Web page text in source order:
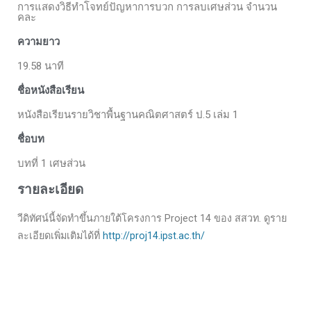
การแสดงวิธีทำโจทย์ปัญหาการบวก การลบเศษส่วน จำนวน
คละ
ความยาว
19.58 นาที
ชื่อหนังสือเรียน
หนังสือเรียนรายวิชาพื้นฐานคณิตศาสตร์ ป.5 เล่ม 1
ชื่อบท
บทที่ 1 เศษส่วน
รายละเอียด
วีดิทัศน์นี้จัดทำขึ้นภายใต้โครงการ Project 14 ของ สสวท. ดูราย
ละเอียดเพิ่มเติมได้ที่ http://proj14.ipst.ac.th/